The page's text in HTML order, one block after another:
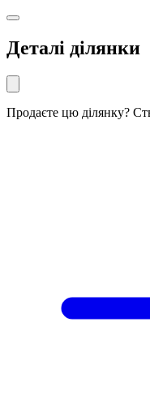
Деталі ділянки
Продаєте цю ділянку?